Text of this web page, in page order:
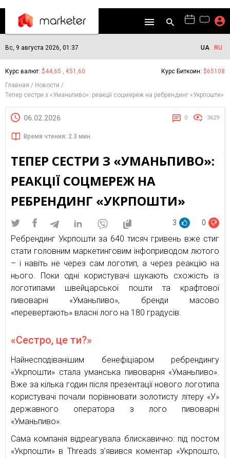
Вс, 9 августа 2026, 01:37 UA RU
Курс валют: $44,65 , €51,60 Курс Биткоин: $65108
Главная
Новости
Тепер сестри з «Уманьпиво»: реакції соцмереж на ребрендинг «Укрпошти»
06.02.2026 0 3629
Время чтения: 2.3 мин.
ТЕПЕР СЕСТРИ З «УМАНЬПИВО»:
РЕАКЦІЇ СОЦМЕРЕЖ НА
РЕБРЕНДИНГ «УКРПОШТИ»
3 0
Ребрендинг Укрпошти за 640 тисяч гривень вже стиг
стати головним маркетинговим інфоприводом лютого
– і навіть не через сам логотип, а через реакцію на
нього. Поки одні користувачі шукають схожість із
логотипами швейцарської пошти та крафтової
пивоварні «Уманьпиво», бренди масово
«перевертають» власні лого на 180 градусів.
«Сестро, це ти?»
Найнесподіванішим бенефіціаром ребрендингу
«Укрпошти» стала уманська пивоварня «Уманьпиво».
Вже за кілька годин після презентації нового логотипа
користувачі почали порівнювати золотисту літеру «У»
державного оператора з лого пивоварні
«Уманьпиво».
Сама компанія відреагувала блискавично: під постом
«Укрпошти» в Threads з’явився коментар «Укрпошто,